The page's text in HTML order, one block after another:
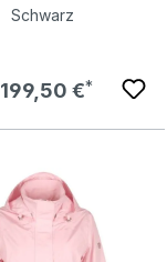
Schwarz
Regulärer Preis:
199,50 €